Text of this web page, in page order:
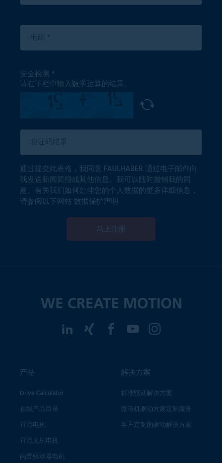
安全检测
请在下栏中输入数学运算的结果。
通过提交此表格，我同意 FAULHABER 通过电子邮件向
我发送新闻简报或其他信息。我可以随时撤销我的同
意。有关我们如何处理您的个人数据的更多详细信息，
请参阅以下网站 数据保护声明
马上注册
产品
Drive Calculator
在线产品目录
直流电机
直流无刷电机
内置驱动器电机
解决方案
标准驱动解决方案
微电机驱动方案定制服务
客户定制的驱动解决方案